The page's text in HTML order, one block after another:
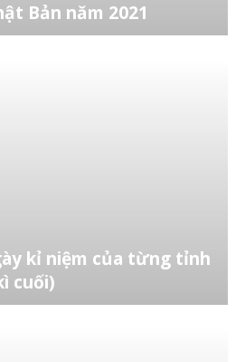
Bản năm 2021
kỉ niệm của từng tỉnh
cuối)